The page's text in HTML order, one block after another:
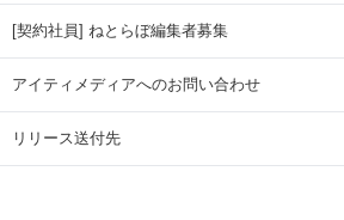
[契約社員] ねとらぼ編集者募集
アイティメディアへのお問い合わせ
リリース送付先